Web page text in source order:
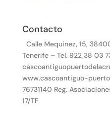
Contacto
Calle Mequinez, 15,
Tenerife – Tel. 922 38 03
www.cascoantiguo-
76731140 Reg.
17/TF